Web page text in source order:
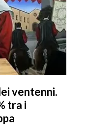
ventenni.
tra i